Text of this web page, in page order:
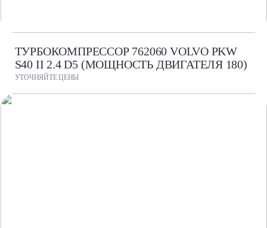
ТУРБОКОМПРЕССОР 762060 VOLVO PKW
S40 II 2.4 D5 (МОЩНОСТЬ ДВИГАТЕЛЯ 180)
УТОЧНЯЙТЕ ЦЕНЫ